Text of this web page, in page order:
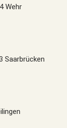
Wehr
Saarbrücken